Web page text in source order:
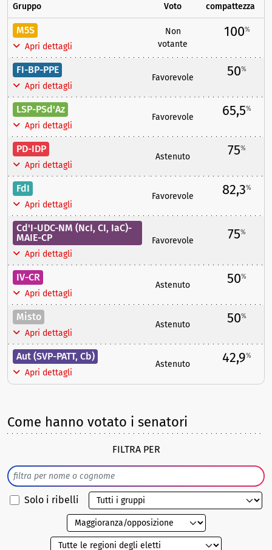
Gruppo Voto compattezza
M5S
Apri dettagli
Non
votante
100%
FI-BP-PPE
Apri dettagli
Favorevole 50%
LSP-PSd'Az
Apri dettagli
Favorevole 65,5%
PD-IDP
Apri dettagli
Astenuto 75%
FdI
Apri dettagli
Favorevole 82,3%
Cd'I-UDC-NM (NcI, CI, IaC)-
MAIE-CP
Apri dettagli
Favorevole 75%
IV-CR
Apri dettagli
Astenuto 50%
Misto
Apri dettagli
Astenuto 50%
Aut (SVP-PATT, Cb)
Apri dettagli
Astenuto 42,9%
Come hanno votato i senatori
FILTRA PER
Solo i ribelli